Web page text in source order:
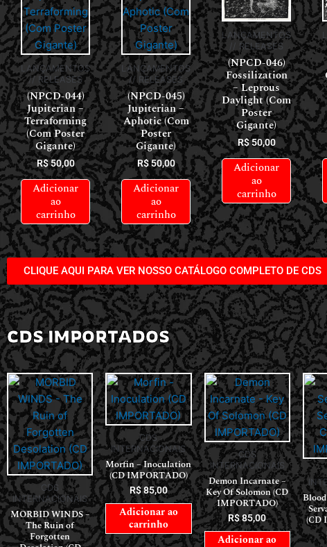
LANÇAMENTOS
// RELEASES
(NPCD-044)
Jupiterian –
Terraforming
(Com Poster
Gigante)
R$50,00
Adicionar
ao
carrinho
LANÇAMENTOS
// RELEASES
(NPCD-045)
Jupiterian –
Aphotic (Com
Poster
Gigante)
R$50,00
Adicionar
ao
carrinho
LANÇAMENTOS
// RELEASES
(NPCD-046)
Fossilization
– Leprous
Daylight (Com
Poster
Gigante)
R$50,00
Adicionar
ao
carrinho
CLIQUE AQUI PARA VER NOSSO CATÁLOGO COMPLETO DE CDS
CDS IMPORTADOS
CDS
INTERNACIONAIS
MORBID WINDS –
The Ruin of
Forgotten
CDS
INTERNACIONAIS
Morfin – Inoculation
(CD IMPORTADO)
R$85,00
Adicionar ao
carrinho
CDS
INTERNACIONAIS
Demon Incarnate –
Key Of Solomon (CD
IMPORTADO)
R$85,00
Adicionar ao
(CD